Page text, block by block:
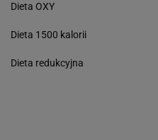
Dieta OXY
Dieta 1500 kalorii
Dieta redukcyjna